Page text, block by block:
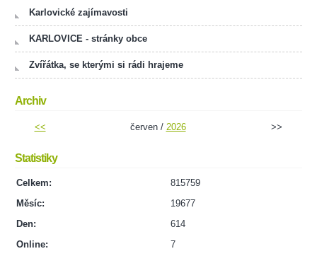
Karlovické zajímavosti
KARLOVICE - stránky obce
Zvířátka, se kterými si rádi hrajeme
Archiv
<< červen / 2026 >>
Statistiky
Online: 7
Celkem:
815759
Měsíc:
19677
Den:
614